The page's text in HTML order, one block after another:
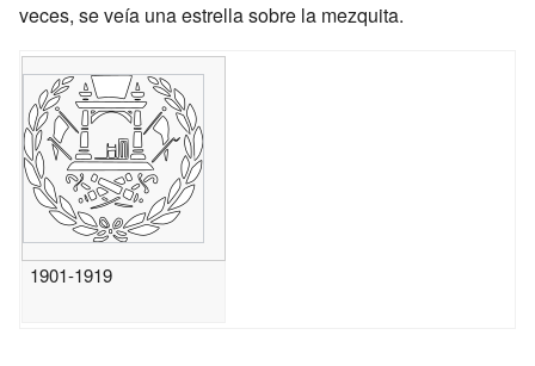
veces, se veía una estrella sobre la mezquita.
1901-1919